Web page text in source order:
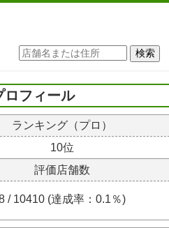
ロフィール
ランキング（プロ）
10位
評価店舗数
/ 10410 (達成率：0.1％)